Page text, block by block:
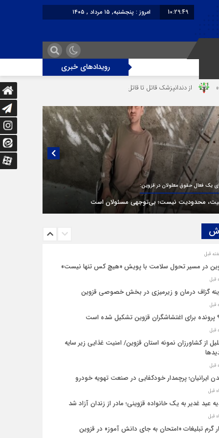
10:29:49
امروز : پنجشنبه, ۱۵ مرداد , ۱۴۰۵
رویدادهای خبری
قاتل تا قاتل‌ شدن رستوران‌‌دار
منتشر نشده با پروفسور اهرنجانی، صاحب نظریه سه‌ شاخگی
در مسیر تحول سلامت با پویش «هیچ‌ کس تنها نیست»
گزاف درمان و زیرمیزی در بخش خصوصی قزوین
است
از کشاورزان نمونه استان قزوین/ امنیت غذایی زیر سایه
ایرانیان؛ پرچمدار خودکفایی در صنعت تهویه خودرو
عید غدیر به یک خانواده قزوینی؛ مادر از زندان آزاد شد
گرم تبلیغات «امتحان به جای دانش‌ آموز» در قزوین